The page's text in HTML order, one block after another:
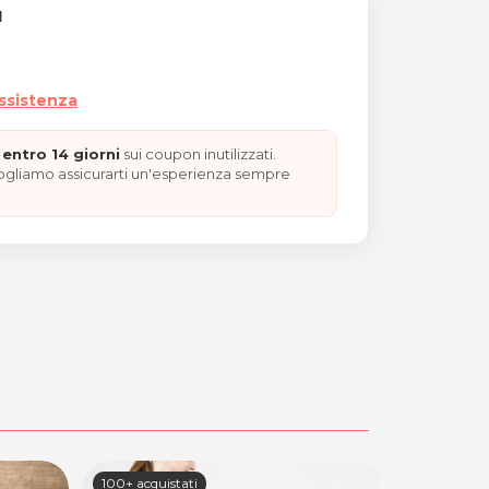
5 Novembre
14 giorni sui coupon inutilizzati.
assicurarti un'esperienza sempre
100+ acquistati